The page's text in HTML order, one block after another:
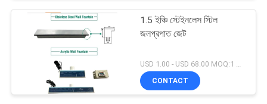
1.5 ইঞ্চি স্টেইনলেস স্টিল
জলপ্রপাত জেট
CONTACT